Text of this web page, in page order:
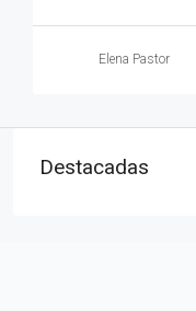
Elena Pastor
Destacadas